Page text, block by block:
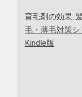
育毛剤の効果:
毛・薄毛対策
Kindle版